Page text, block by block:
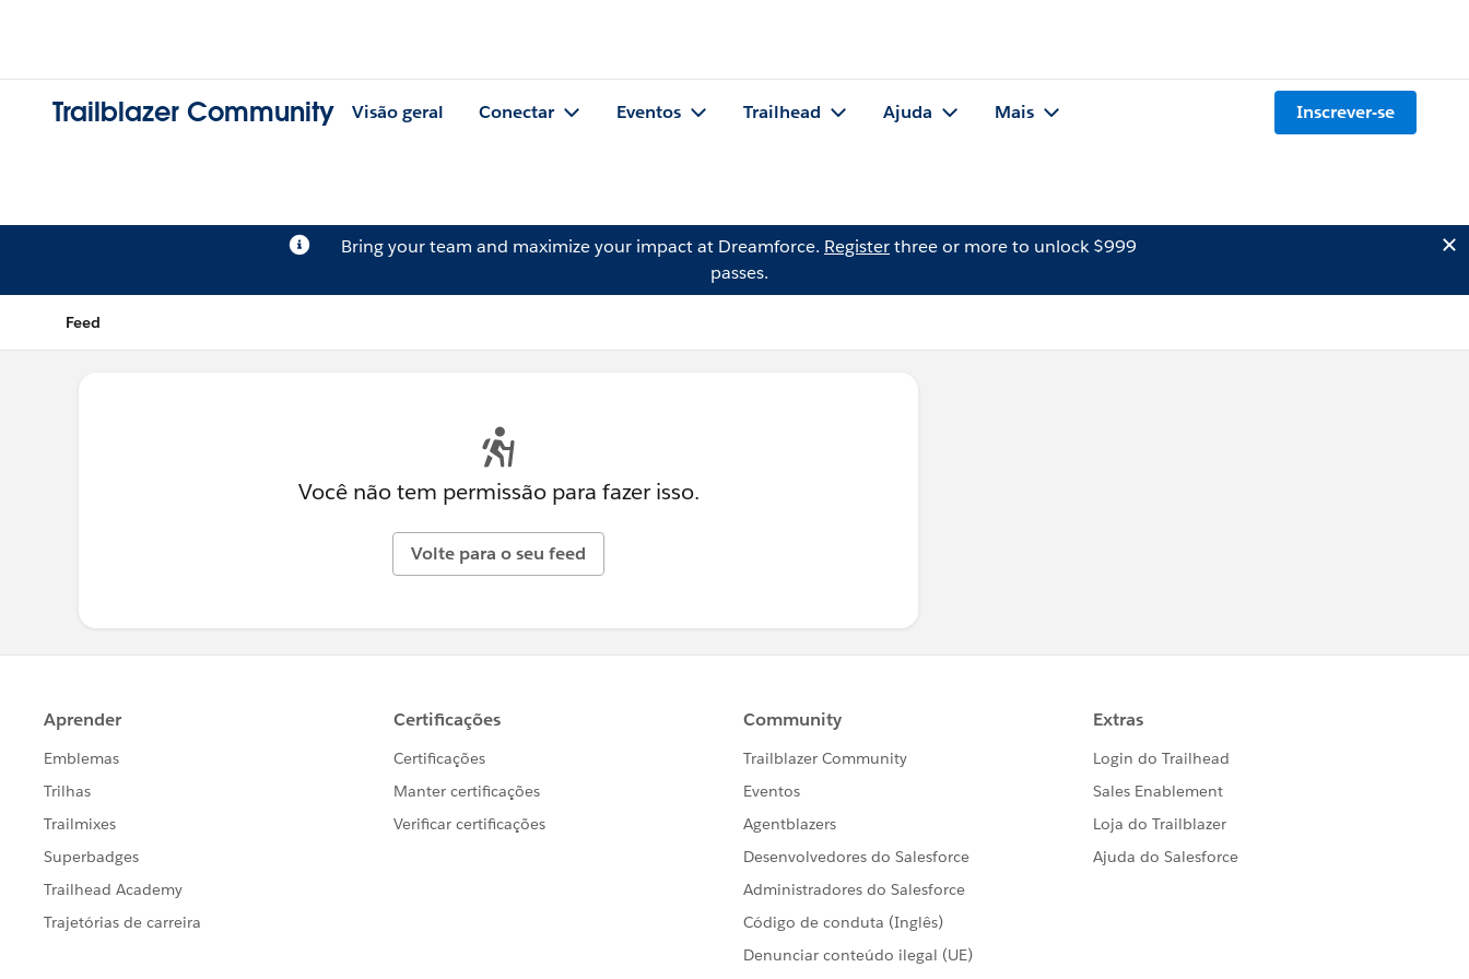
Trailblazer Community Visão geral Conectar Eventos Trailhead Ajuda Mais Inscrever-se
Bring your team and maximize your impact at Dreamforce. Registerthree or more to unlock $999
passes.
Feed
Você não tem permissão para fazer isso.
Volte para o seu feed